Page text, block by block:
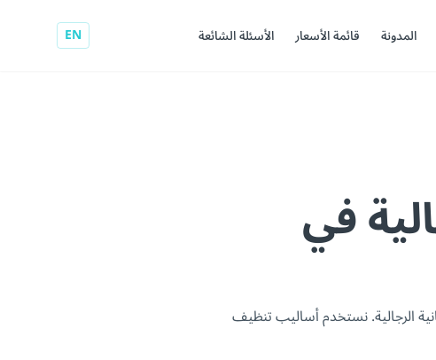
المدونة قائمة الأسعار الأسئلة الشائعة EN
في
الرجالية. نستخدم أساليب تنظيف